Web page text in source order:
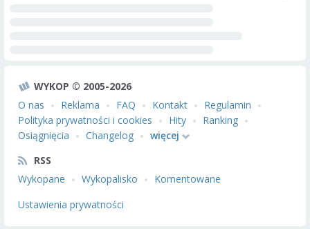
WYKOP © 2005-2026
O nas
Reklama FAQ Kontakt
Regulamin
Polityka prywatności i cookies
Hity
Ranking
Osiągnięcia
Changelog
więcej
RSS
Wykopane
Wykopalisko
Komentowane
Ustawienia prywatności